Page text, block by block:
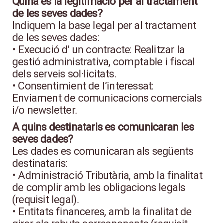
de les seves dades?
Indiquem la base legal per al tractament
de les seves dades:
• Execució d’ un contracte: Realitzar la
gestió administrativa, comptable i fiscal
dels serveis sol·licitats.
• Consentimient de l’interessat:
Enviament de comunicacions comercials
i/o newsletter.
A quins destinataris es comunicaran les
seves dades?
Les dades es comunicaran als següents
destinataris:
• Administració Tributària, amb la finalitat
de complir amb les obligacions legals
(requisit legal).
• Entitats financeres, amb la finalitat de